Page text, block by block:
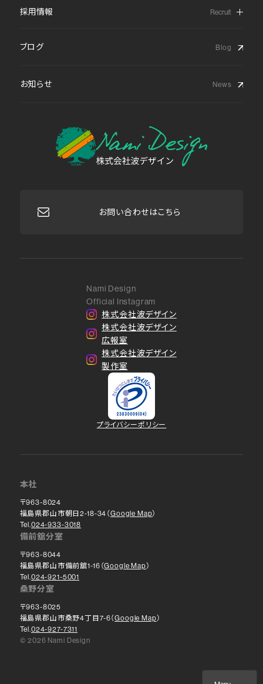
採用情報
ブログ
お知らせ
お問い合わせはこちら
プライバシーポリシー
Nami Design
Official Instagram
株式会社波デザイン
株式会社波デザイン
広報室
株式会社波デザイン
製作室
本社
〒963-8024
福島県郡山市朝日2-18-34（Google Map）
Tel.024-933-3018
備前舘分室
〒963-8044
福島県郡山市備前舘1-16（Google Map）
Tel.024-921-5001
桑野分室
〒963-8025
福島県郡山市桑野4丁目7-6（Google Map）
Tel.024-927-7311
© 2026 Nami Design